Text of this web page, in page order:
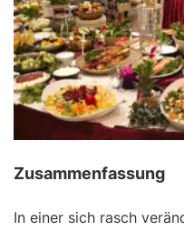
Zusammenfassung
In einer sich rasch